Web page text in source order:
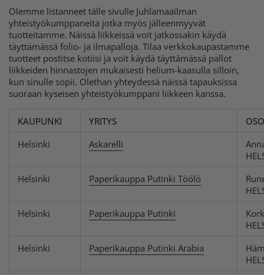
Olemme listanneet tälle sivulle Juhlamaailman
yhteistyökumppaneita jotka myös jälleenmyyvät
tuotteitamme. Näissä liikkeissä voit jatkossakin käydä
täyttämässä folio- ja ilmapalloja. Tilaa verkkokaupastamme
tuotteet postitse kotiisi ja voit käydä täyttämässä pallot
liikkeiden hinnastojen mukaisesti helium-kaasulla silloin,
kun sinulle sopii. Olethan yhteydessä näissä tapauksissa
suoraan kyseisen yhteistyökumppani liikkeen kanssa.
KAUPUNKI YRITYS
Helsinki
Askarelli
Helsinki
Paperikauppa Putinki Töölö
Helsinki
Paperikauppa Putinki
Helsinki
Paperikauppa Putinki Arabia